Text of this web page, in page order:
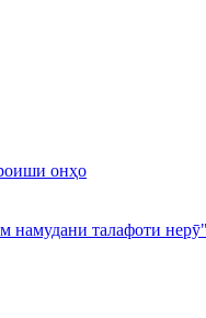
онҳо
намудани талафоти нерӯ"